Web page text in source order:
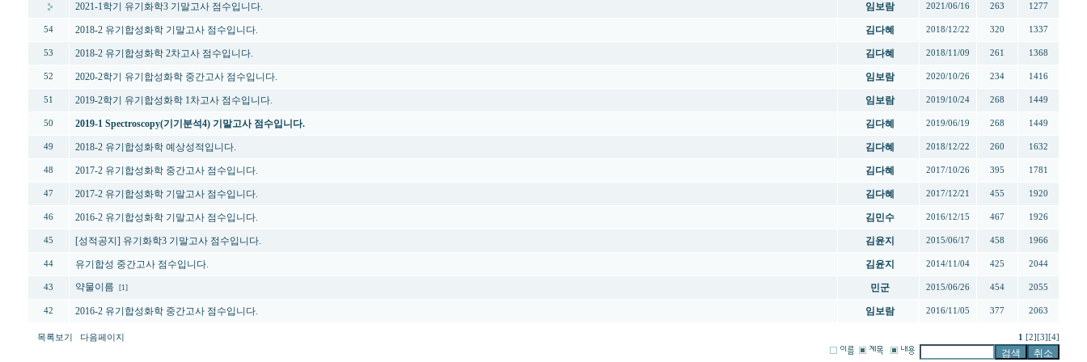
2021-1학기 유기화학3 기말고사 점수입니다. 임보람 2021/06/16 263 1277
54 2018-2 유기합성화학 기말고사 점수입니다. 김다혜 2018/12/22 320 1337
53 2018-2 유기합성화학 2차고사 점수입니다. 김다혜 2018/11/09 261 1368
52 2020-2학기 유기합성화학 중간고사 점수입니다. 임보람 2020/10/26 234 1416
51 2019-2학기 유기합성화학 1차고사 점수입니다. 임보람 2019/10/24 268 1449
50 2019-1 Spectroscopy(기기분석4) 기말고사 점수입니다. 김다혜 2019/06/19 268 1449
49 2018-2 유기합성화학 예상성적입니다. 김다혜 2018/12/22 260 1632
48 2017-2 유기합성화학 중간고사 점수입니다. 김다혜 2017/10/26 395 1781
47 2017-2 유기합성화학 기말고사 점수입니다. 김다혜 2017/12/21 455 1920
46 2016-2 유기합성화학 기말고사 점수입니다. 김민수 2016/12/15 467 1926
45 [성적공지] 유기화학3 기말고사 점수입니다. 김윤지 2015/06/17 458 1966
44 유기합성 중간고사 점수입니다. 김윤지 2014/11/04 425 2044
43 약물이름 [1] 민군 2015/06/26 454 2055
42 2016-2 유기합성화학 중간고사 점수입니다. 임보람 2016/11/05 377 2063
목록보기 다음페이지 1 [2] [3] [4]